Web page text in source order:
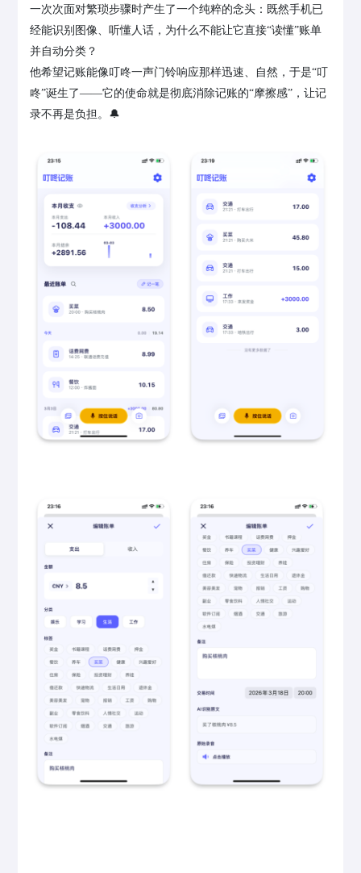
一次次面对繁琐步骤时产生了一个纯粹的念头：既然手机已
经能识别图像、听懂人话，为什么不能让它直接“读懂”账单
并自动分类？
他希望记账能像叮咚一声门铃响应那样迅速、自然，于是“叮
咚”诞生了——它的使命就是彻底消除记账的“摩擦感”，让记
录不再是负担。🔔